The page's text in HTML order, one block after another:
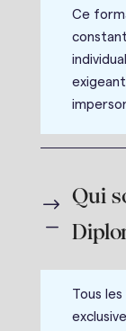
Ce
Qui
$
K
Tous